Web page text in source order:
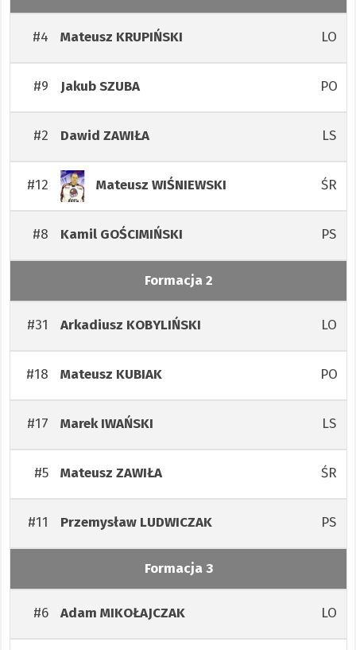
#4 Mateusz KRUPIŃSKI LO
#9 JakubSZUBA PO
#2 Dawid ZAWIŁA LS
#12 Mateusz WIŚNIEWSKI ŚR
#8 Kamil GOŚCIMIŃSKI PS
Formacja 2
#31 Arkadiusz KOBYLIŃSKI LO
#18 Mateusz KUBIAK PO
#17 MarekIWAŃSKI LS
#5 Mateusz ZAWIŁA ŚR
#11 Przemysław LUDWICZAK PS
Formacja 3
#6 Adam MIKOŁAJCZAK LO